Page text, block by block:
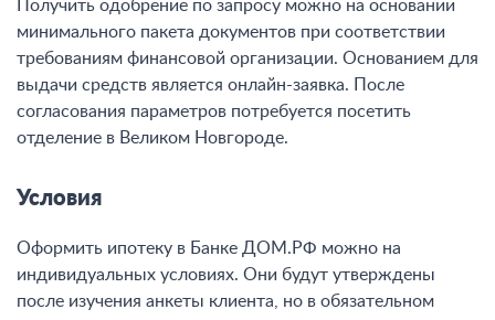
Получить одобрение по запросу можно на основании
минимального пакета документов при соответствии
требованиям финансовой организации. Основанием для
выдачи средств является онлайн-заявка. После
согласования параметров потребуется посетить
отделение в Великом Новгороде.
Условия
Оформить ипотеку в Банке ДОМ.РФ можно на
индивидуальных условиях. Они будут утверждены
после изучения анкеты клиента, но в обязательном